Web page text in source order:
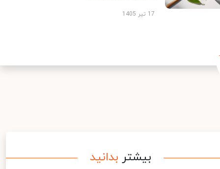
17 تیر 1405
بیشتر بدانید